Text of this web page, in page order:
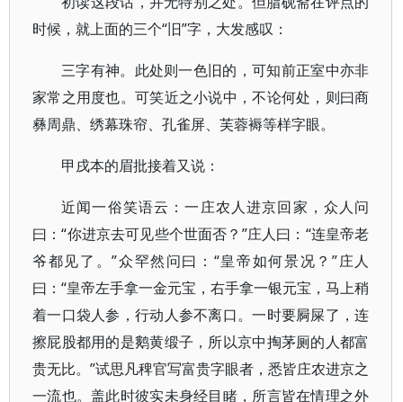
时候，就上面的三个“旧”字，大发感叹：
三字有神。此处则一色旧的，可知前正室中亦非
家常之用度也。可笑近之小说中，不论何处，则曰商
彝周鼎、绣幕珠帘、孔雀屏、芙蓉褥等样字眼。
甲戌本的眉批接着又说：
近闻一俗笑语云：一庄农人进京回家，众人问
曰：“你进京去可见些个世面否？”庄人曰：“连皇帝老
爷都见了。”众罕然问曰：“皇帝如何景况？”庄人
曰：“皇帝左手拿一金元宝，右手拿一银元宝，马上稍
着一口袋人参，行动人参不离口。一时要屙屎了，连
擦屁股都用的是鹅黄缎子，所以京中掏茅厕的人都富
贵无比。”试思凡稗官写富贵字眼者，悉皆庄农进京之
一流也。盖此时彼实未身经目睹，所言皆在情理之外